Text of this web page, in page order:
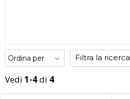
Filtra la ricerca
Vedi 1-4di 4